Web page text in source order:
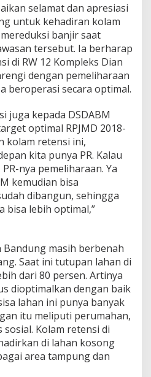
i
a
n
K
o
l
a
m
e
t
e
n
s
D
i
a
n
m
a
i
selamat dan apresiasi
untuk kehadiran kolam
banjir saat
tersebut. Ia berharap
di RW 12 Kompleks Dian
dengan pemeliharaan
beroperasi secara optimal.
juga kepada DSDABM
optimal RPJMD 2018-
kolam retensi ini,
kita punya PR. Kalau
nya pemeliharaan. Ya
kemudian bisa
dibangun, sehingga
bisa lebih optimal,”
Bandung masih berbenah
Saat ini tutupan lahan di
dari 80 persen. Artinya
dioptimalkan dengan baik
lahan ini punya banyak
itu meliputi perumahan,
Kolam retensi di
di lahan kosong
area tampung dan